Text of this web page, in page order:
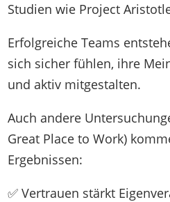
Studien wie Project
Erfolgreiche Teams
sich sicher fühlen, ihre
und aktiv mitgestalten.
Auch andere
Great Place to Work)
Ergebnissen:
✅ Vertrauen stärkt